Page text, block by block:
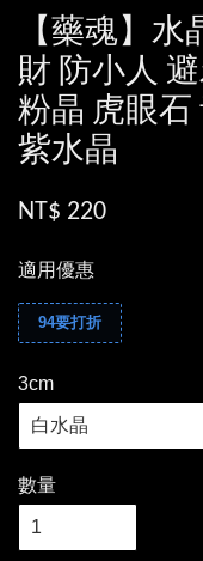
【藥魂】水
財 防小人
粉晶 虎眼石
紫水晶
NT$ 220
適用優惠
94要打折
3cm
數量